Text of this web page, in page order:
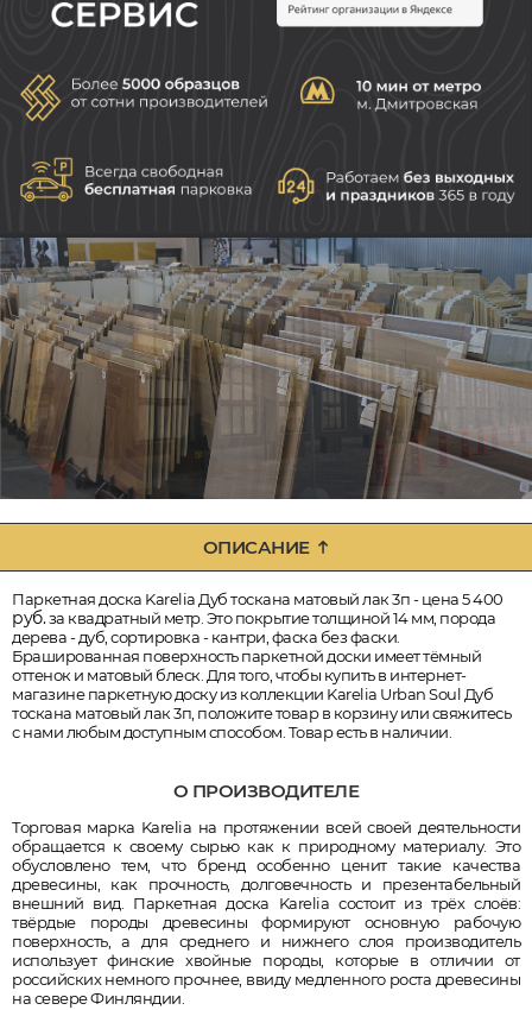
ОПИСАНИЕ
Паркетная доска Karelia Дуб тоскана матовый лак 3п - цена 5 400
руб.за квадратный метр. Это покрытие толщиной 14 мм, порода
дерева - дуб, сортировка - кантри, фаска без фаски.
Брашированная поверхность паркетной доски имеет тёмный
оттенок и матовый блеск. Для того, чтобы купить в интернет-
магазине паркетную доску из коллекции Karelia Urban Soul Дуб
тоскана матовый лак 3п, положите товар в корзину или свяжитесь
с нами любым доступным способом. Товар есть в наличии.
О ПРОИЗВОДИТЕЛЕ
Торговая марка Karelia на протяжении всей своей деятельности
обращается к своему сырью как к природному материалу. Это
обусловлено тем, что бренд особенно ценит такие качества
древесины, как прочность, долговечность и презентабельный
внешний вид. Паркетная доска Karelia состоит из трёх слоёв:
твёрдые породы древесины формируют основную рабочую
поверхность, а для среднего и нижнего слоя производитель
использует финские хвойные породы, которые в отличии от
российских немного прочнее, ввиду медленного роста древесины
на севере Финляндии.